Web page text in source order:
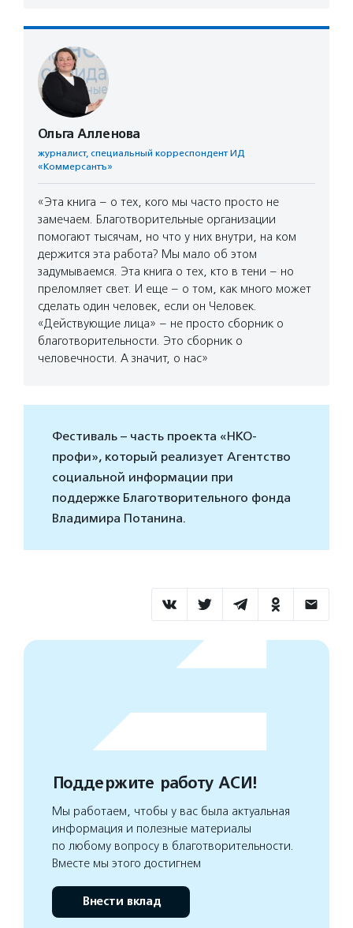
Ольга Алленова
журналист, специальный корреспондент ИД
«Коммерсантъ»
«Эта книга – о тех, кого мы часто просто не
замечаем. Благотворительные организации
помогают тысячам, но что у них внутри, на ком
держится эта работа? Мы мало об этом
задумываемся. Эта книга о тех, кто в тени – но
преломляет свет. И еще – о том, как много может
сделать один человек, если он Человек.
«Действующие лица» – не просто сборник о
благотворительности. Это сборник о
человечности. А значит, о нас»
Фестиваль – часть проекта «НКО-
профи», который реализует Агентство
социальной информации при
поддержке Благотворительного фонда
Владимира Потанина.
Поддержите работу АСИ!
Мы работаем, чтобы у вас была актуальная
информация и полезные материалы
по любому вопросу в благотворительности.
Вместе мы этого достигнем
Внести вклад